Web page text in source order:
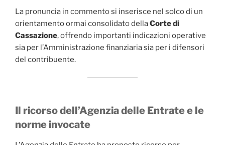
La pronuncia in commento si inserisce nel solco di un
orientamento ormai consolidato dellaCorte di
Cassazione, offrendo importanti indicazioni operative
sia per l’Amministrazione finanziaria sia per i difensori
del contribuente.
Il ricorso dell’Agenzia delle Entrate e le
norme invocate